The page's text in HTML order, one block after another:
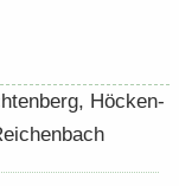
Hö­cken­